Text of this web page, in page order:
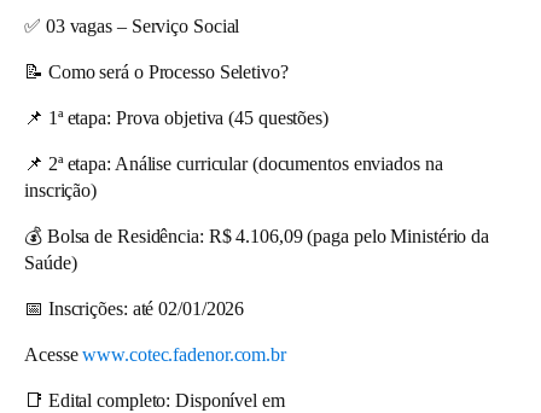
✅ 03 vagas – Serviço Social
📝 Como será o Processo Seletivo?
📌 1ª etapa: Prova objetiva (45 questões)
📌 2ª etapa: Análise curricular (documentos enviados na
inscrição)
💰 Bolsa de Residência: R$ 4.106,09 (paga pelo Ministério da
Saúde)
📅 Inscrições: até 02/01/2026
Acessewww.cotec.fadenor.com.br
📑 Edital completo: Disponível em